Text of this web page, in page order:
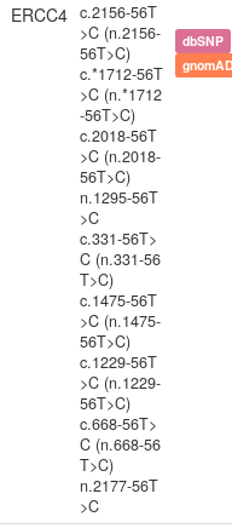
ERCC4 c.2156-56T
>C (n.2156-
56T>C)
c.*1712-56T
>C (n.*1712
-56T>C)
c.2018-56T
>C (n.2018-
56T>C)
n.1295-56T
>C
c.331-56T>
C (n.331-56
T>C)
c.1475-56T
>C (n.1475-
56T>C)
c.1229-56T
>C (n.1229-
56T>C)
c.668-56T>
C (n.668-56
T>C)
n.2177-56T
>C
dbSNP